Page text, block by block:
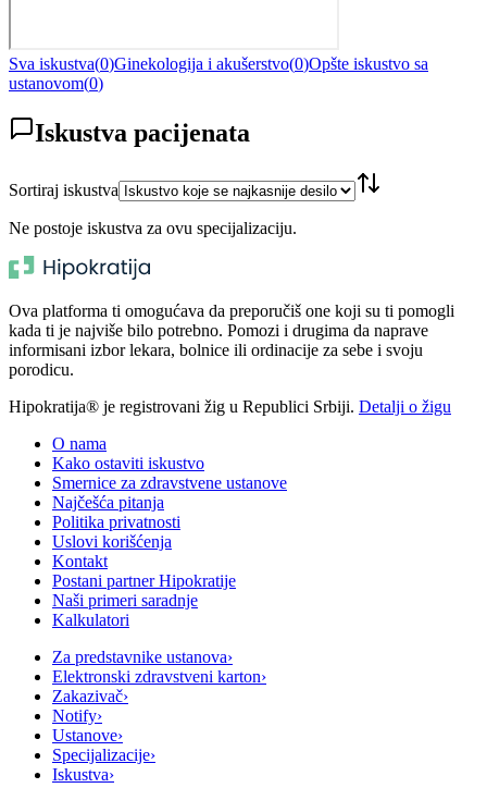
Sva iskustva(0)Ginekologija i akušerstvo(0)Opšte iskustvo sa
ustanovom(0)
Iskustva pacijenata
Sortiraj iskustva
Ne postoje iskustva za ovu specijalizaciju.
Ova platforma ti omogućava da preporučiš one koji su ti pomogli
kada ti je najviše bilo potrebno. Pomozi i drugima da naprave
informisani izbor lekara, bolnice ili ordinacije za sebe i svoju
porodicu.
Hipokratija® je registrovani žig u Republici Srbiji. Detalji o žigu
O nama
Kako ostaviti iskustvo
Smernice za zdravstvene ustanove
Najčešća pitanja
Politika privatnosti
Uslovi korišćenja
Kontakt
Postani partner Hipokratije
Naši primeri saradnje
Kalkulatori
Za predstavnike ustanova›
Elektronski zdravstveni karton›
Zakazivač›
Notify›
Ustanove›
Specijalizacije›
Iskustva›